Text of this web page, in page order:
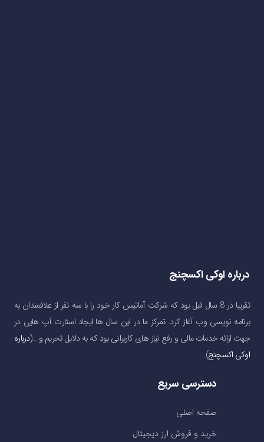
درباره اوکی اکسچنج
تقریبا در 8 سال قبل بود که شرکت آماتیس کار خود را با سه نفر از علاقمندان به
برنامه نویسی وب آغاز کرد. تمرکز ما در این سال ها ایجاد استارت آپ هایی در
جهت ارائه خدمات مالی و رفع نیاز های کاربرانی بود که به دلایل تحریم و …(درباره
اوکی اکسچنج)
دسترسی سریع
صفحه اصلی
خرید و فروش ارز دیجیتال